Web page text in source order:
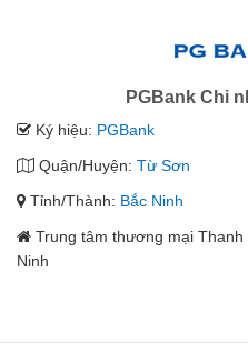
PGBank Chi
Ký hiệu: PGBank
Quận/Huyện: Từ Sơn
Tỉnh/Thành: Bắc Ninh
Trung tâm thương mại
Ninh